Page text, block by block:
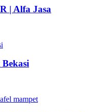
| Alfa Jasa